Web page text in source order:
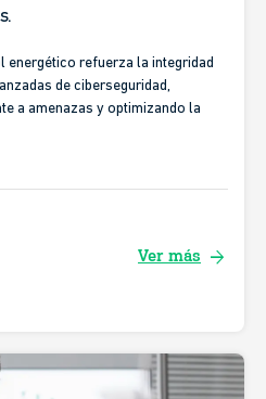
energético refuerza la integridad
de ciberseguridad,
a amenazas y optimizando la
Ver más arrow_forward